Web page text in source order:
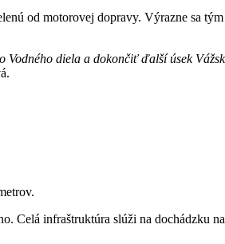
od motorovej dopravy. Výrazne sa
diela a dokončiť ďalší úsek
Celá infraštruktúra slúži na dochádzku